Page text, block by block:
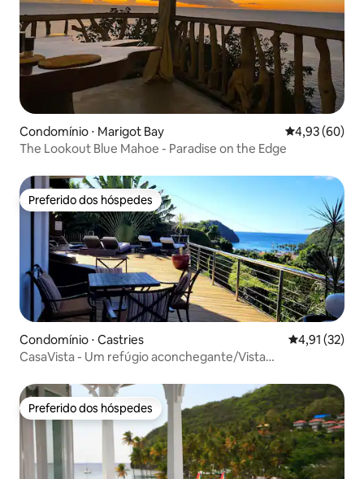
Condomínio ⋅ Marigot Bay 4,93 de uma
4,93 (60)
The Lookout Blue Mahoe - Paradise on the Edge
Preferido dos hóspedes
Preferido dos hóspedes
Condomínio ⋅ Castries 4,91 de uma
4,91 (32)
CasaVista - Um refúgio aconchegante/Vista
Preferido dos hóspedes
Preferido dos hóspedes